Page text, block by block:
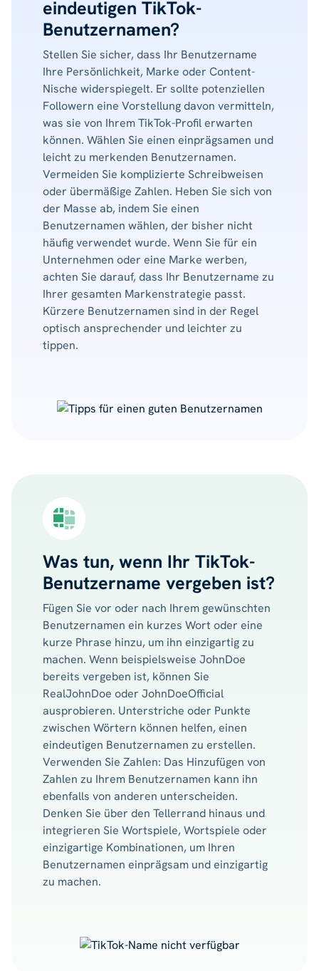
eindeutigen TikTok-
Benutzernamen?
Stellen Sie sicher, dass Ihr Benutzername
Ihre Persönlichkeit, Marke oder Content-
Nische widerspiegelt. Er sollte potenziellen
Followern eine Vorstellung davon vermitteln,
was sie von Ihrem TikTok-Profil erwarten
können. Wählen Sie einen einprägsamen und
leicht zu merkenden Benutzernamen.
Vermeiden Sie komplizierte Schreibweisen
oder übermäßige Zahlen. Heben Sie sich von
der Masse ab, indem Sie einen
Benutzernamen wählen, der bisher nicht
häufig verwendet wurde. Wenn Sie für ein
Unternehmen oder eine Marke werben,
achten Sie darauf, dass Ihr Benutzername zu
Ihrer gesamten Markenstrategie passt.
Kürzere Benutzernamen sind in der Regel
optisch ansprechender und leichter zu
tippen.
Was tun, wenn Ihr TikTok-
Benutzername vergeben ist?
Fügen Sie vor oder nach Ihrem gewünschten
Benutzernamen ein kurzes Wort oder eine
kurze Phrase hinzu, um ihn einzigartig zu
machen. Wenn beispielsweise JohnDoe
bereits vergeben ist, können Sie
RealJohnDoe oder JohnDoeOfficial
ausprobieren. Unterstriche oder Punkte
zwischen Wörtern können helfen, einen
eindeutigen Benutzernamen zu erstellen.
Verwenden Sie Zahlen: Das Hinzufügen von
Zahlen zu Ihrem Benutzernamen kann ihn
ebenfalls von anderen unterscheiden.
Denken Sie über den Tellerrand hinaus und
integrieren Sie Wortspiele, Wortspiele oder
einzigartige Kombinationen, um Ihren
Benutzernamen einprägsam und einzigartig
zu machen.